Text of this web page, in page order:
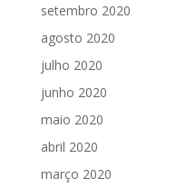
setembro 2020
agosto 2020
julho 2020
junho 2020
maio 2020
abril 2020
março 2020